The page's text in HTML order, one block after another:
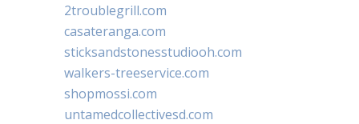
2troublegrill.com
casateranga.com
sticksandstonesstudiooh.com
walkers-treeservice.com
shopmossi.com
untamedcollectivesd.com